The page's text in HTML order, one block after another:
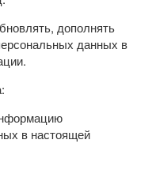
дополнять
данных в
в настоящей